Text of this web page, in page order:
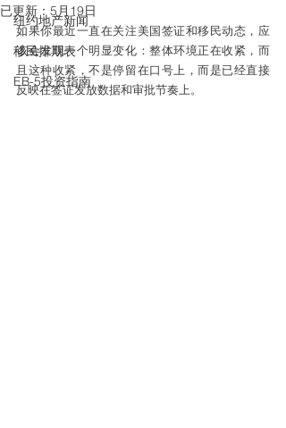
纽约地产新闻
移民排期表
EB-5投资指南
已更新：5月19日
如果你最近一直在关注美国签证和移民动态，应
该会发现一个明显变化：整体环境正在收紧，而
且这种收紧，不是停留在口号上，而是已经直接
反映在签证发放数据和审批节奏上。